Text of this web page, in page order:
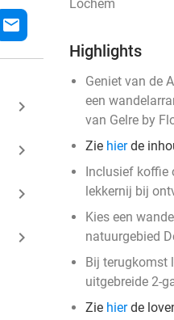
mail
keyboard_arrow_right
keyboard_arrow_right
keyboard_arrow_right
keyboard_arrow_right
Lochem
Highlights
Geniet van de
een
van Gelre by
Zie hierde
Inclusief koffie
lekkernij bij
Kies een
natuurgebied
Bij terugkomst
uitgebreide 2-
Zie hierde